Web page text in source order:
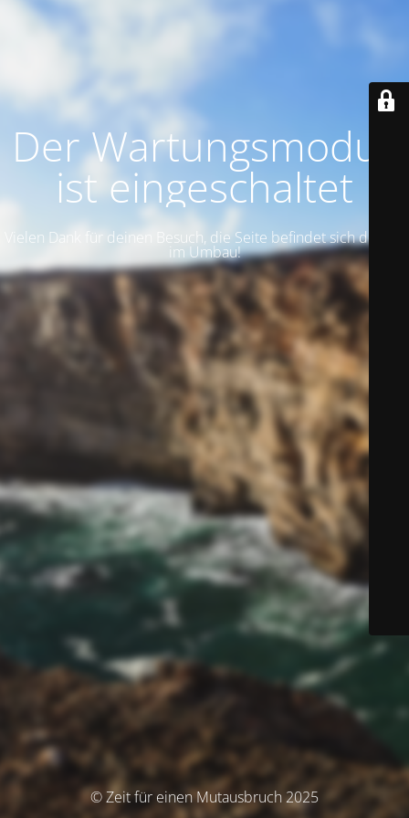
Der Wartungsmodus
ist eingeschaltet
Vielen Dank für deinen Besuch, die Seite befindet sich derzeit
im Umbau!
© Zeit für einen Mutausbruch 2025